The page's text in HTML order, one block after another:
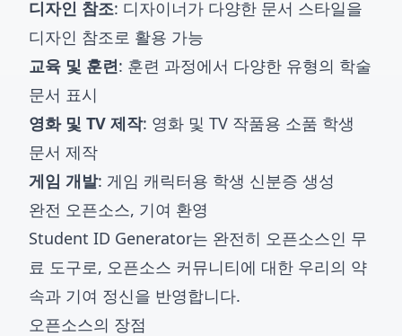
디자인 참조: 디자이너가 다양한 문서 스타일을
디자인 참조로 활용 가능
교육 및 훈련: 훈련 과정에서 다양한 유형의 학술
문서 표시
영화 및 TV 제작: 영화 및 TV 작품용 소품 학생
문서 제작
게임 개발: 게임 캐릭터용 학생 신분증 생성
완전 오픈소스, 기여 환영
Student ID Generator는 완전히 오픈소스인 무
료 도구로, 오픈소스 커뮤니티에 대한 우리의 약
속과 기여 정신을 반영합니다.
오픈소스의 장점